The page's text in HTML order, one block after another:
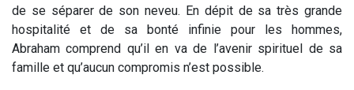
de se séparer de son neveu. En dépit de sa très grande
hospitalité et de sa bonté infinie pour les hommes,
Abraham comprend qu’il en va de l’avenir spirituel de sa
famille et qu’aucun compromis n’est possible.